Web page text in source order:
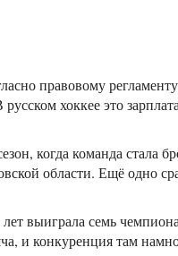
правовому
хоккее это
когда команда стала
области. Ещё одно
выиграла семь
и конкуренция там